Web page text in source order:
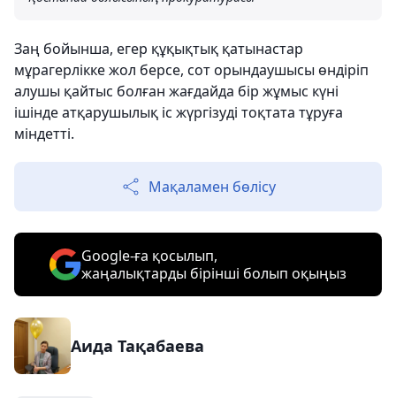
Заң бойынша, егер құқықтық қатынастар
мұрагерлікке жол берсе, сот орындаушысы өндіріп
алушы қайтыс болған жағдайда бір жұмыс күні
ішінде атқарушылық іс жүргізуді тоқтата тұруға
міндетті.
Мақаламен бөлісу
Google-ға қосылып,
жаңалықтарды бірінші болып оқыңыз
Аида Тақабаева